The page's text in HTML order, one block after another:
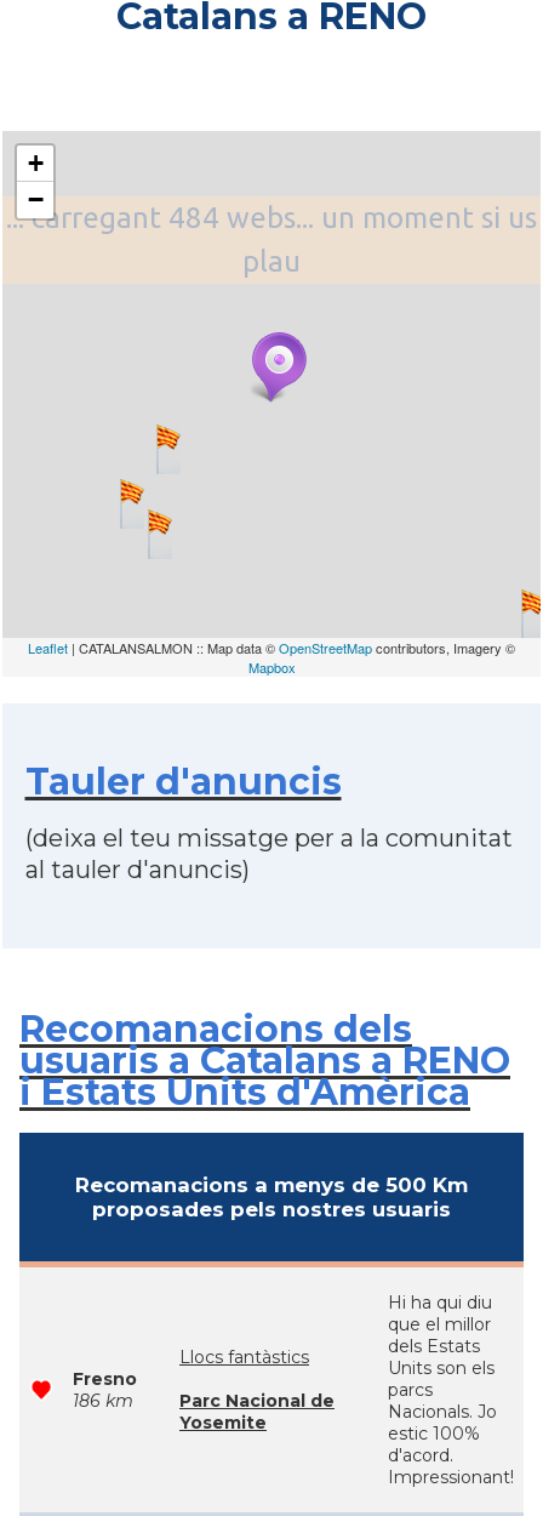
Catalans a RENO
... carregant 484 webs... un moment si us
plau
+
−
Leaflet | CATALANSALMON :: Map data ©OpenStreetMapcontributors, Imagery ©
Mapbox
Tauler d'anuncis
(deixa el teu missatge per a la comunitat
al tauler d'anuncis)
Recomanacions dels
usuaris a Catalans a RENO
i Estats Units d'Amèrica
Recomanacions a menys de 500 Km
proposades pels nostres usuaris
Fresno
186 km
Llocs fantàstics
Parc Nacional de
Yosemite
Hi ha qui diu
que el millor
dels Estats
Units son els
parcs
Nacionals. Jo
estic 100%
d'acord.
Impressionant!